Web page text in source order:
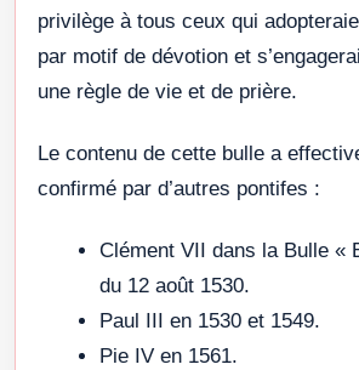
privilège à tous ceux qui
par motif de dévotion et
une règle de vie et de prière.
Le contenu de cette bulle a
confirmé par d’autres pontifes :
Clément VII dans la Bulle «
du 12 août 1530.
Paul III en 1530 et 1549.
Pie IV en 1561.